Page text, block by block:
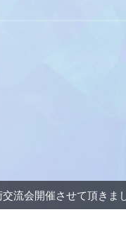
交流会開催させて頂きま